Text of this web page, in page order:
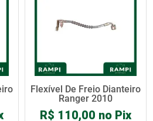
Flexível De Freio Dianteiro
Ranger 2010
R$ 110,00 no Pix